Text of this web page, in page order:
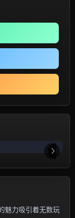
魅力吸引着无数玩